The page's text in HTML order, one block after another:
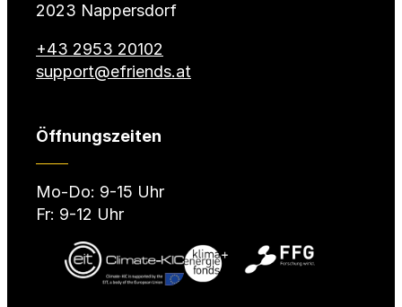
2023 Nappersdorf
+43 2953 20102
support@efriends.at
Öffnungszeiten
Mo-Do: 9-15 Uhr
Fr: 9-12 Uhr